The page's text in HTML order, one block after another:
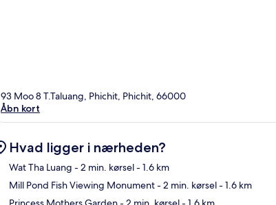
93 Moo 8 T.Taluang, Phichit, Phichit, 66000
Åbn kort
Hvad ligger i nærheden?
Wat Tha Luang - 2 min. kørsel- 1.6 km
Mill Pond Fish Viewing Monument- 2 min. kørsel- 1.6 km